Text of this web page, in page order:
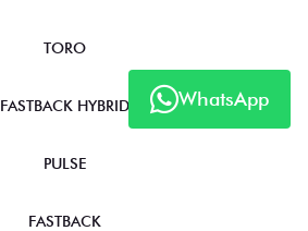
WhatsApp
TORO
FASTBACK HYBRID
PULSE
FASTBACK